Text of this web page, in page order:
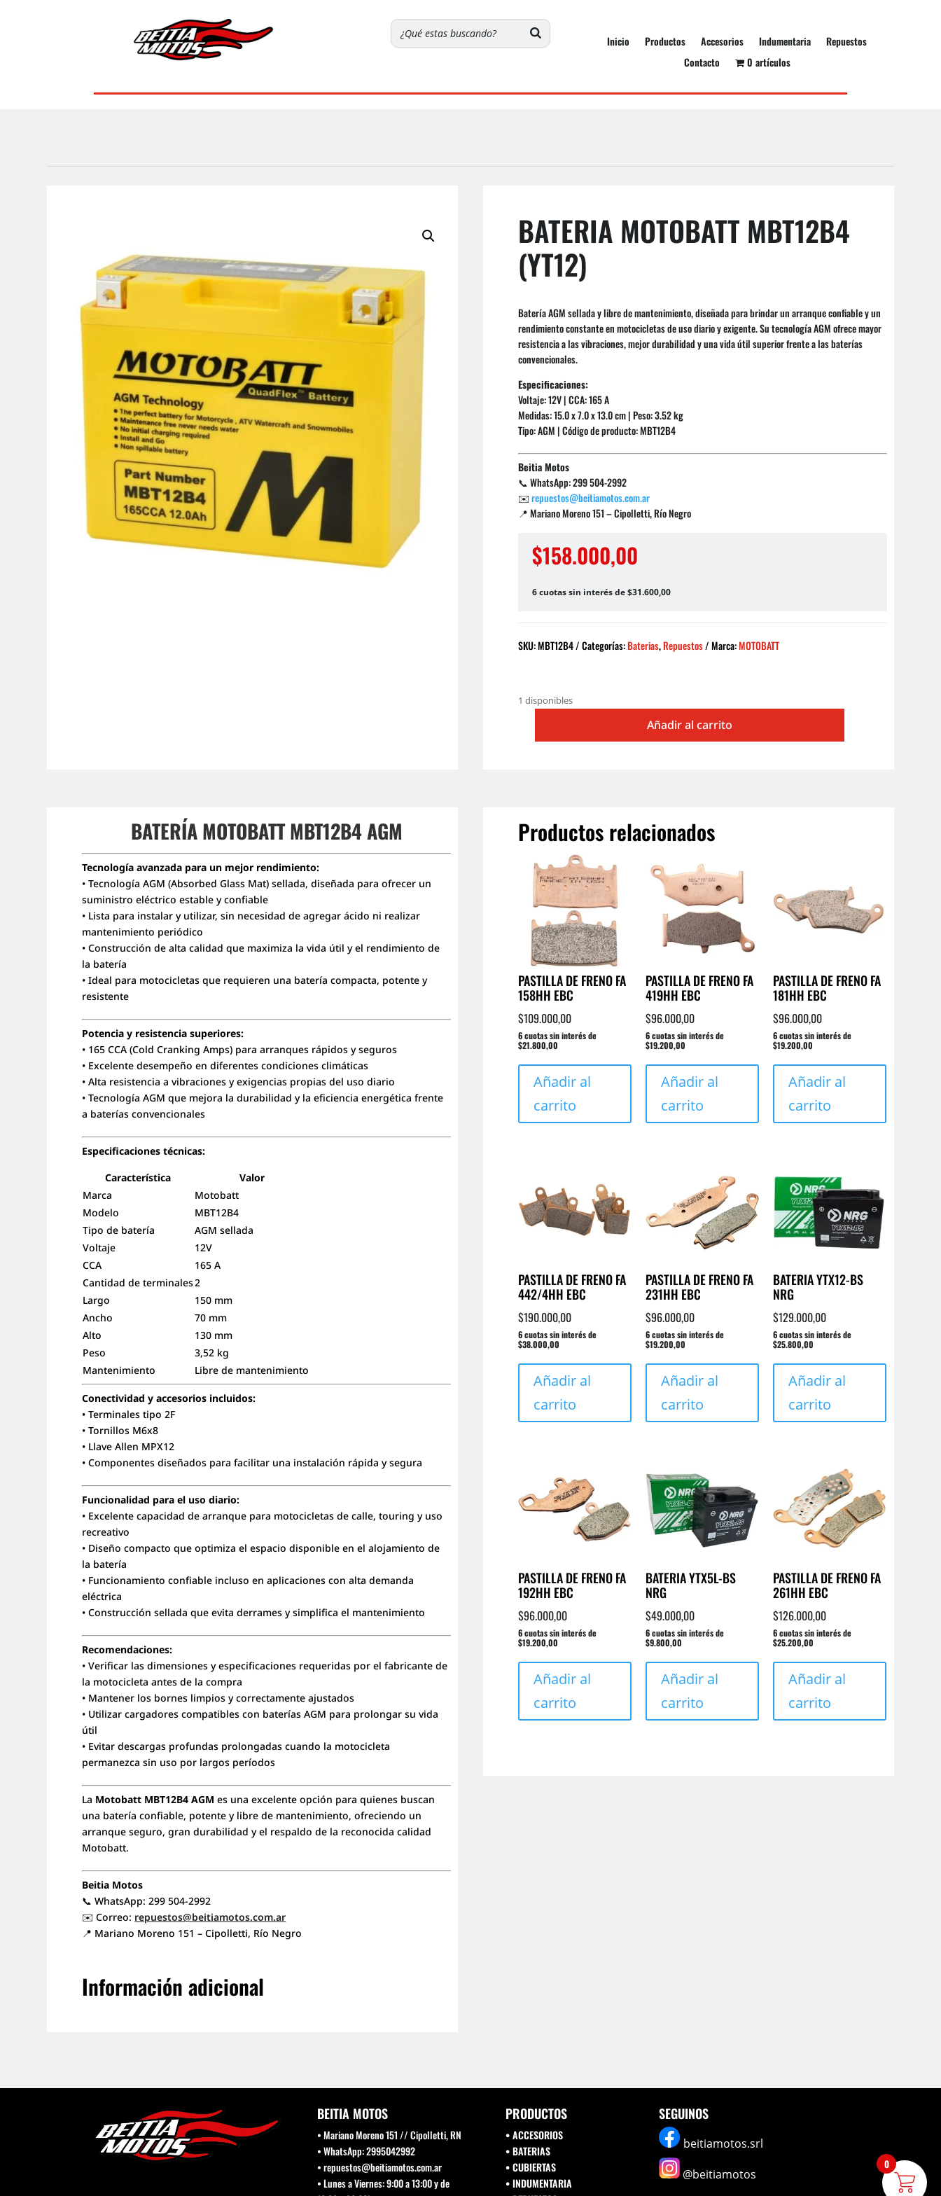
Inicio Productos Accesorios Indumentaria
Repuestos
Contacto
0 artículos
BATERIA MOTOBATT MBT12B4
(YT12)
Batería AGM sellada y libre de mantenimiento, diseñada para brindar un arranque confiable y un
rendimiento constante en motocicletas de uso diario y exigente. Su tecnología AGM ofrece mayor
resistencia a las vibraciones, mejor durabilidad y una vida útil superior frente a las baterías
convencionales.
Especificaciones:
Voltaje: 12V | CCA: 165 A
Medidas: 15.0 x 7.0 x 13.0 cm | Peso: 3.52 kg
Tipo: AGM | Código de producto: MBT12B4
Beitia Motos
📞 WhatsApp: 299 504-2992
✉️repuestos@beitiamotos.com.ar
📍 Mariano Moreno 151 – Cipolletti, Río Negro
$158.000,00
6 cuotas sin interés de $31.600,00
SKU:MBT12B4 Categorías:Baterias,Repuestos Marca:MOTOBATT
1 disponibles
Añadir al carrito
BATERÍA MOTOBATT MBT12B4 AGM
Tecnología avanzada para un mejor rendimiento:
• Tecnología AGM (Absorbed Glass Mat) sellada, diseñada para ofrecer un
suministro eléctrico estable y confiable
• Lista para instalar y utilizar, sin necesidad de agregar ácido ni realizar
mantenimiento periódico
• Construcción de alta calidad que maximiza la vida útil y el rendimiento de
la batería
• Ideal para motocicletas que requieren una batería compacta, potente y
resistente
Potencia y resistencia superiores:
• 165 CCA (Cold Cranking Amps) para arranques rápidos y seguros
• Excelente desempeño en diferentes condiciones climáticas
• Alta resistencia a vibraciones y exigencias propias del uso diario
• Tecnología AGM que mejora la durabilidad y la eficiencia energética frente
a baterías convencionales
Especificaciones técnicas:
Característica
Valor
Marca
Motobatt
Modelo
MBT12B4
Tipo de batería
AGM sellada
Voltaje
12V
CCA
165 A
Cantidad de terminales2
Largo
150 mm
Ancho
70 mm
Alto
130 mm
Peso
3,52 kg
Mantenimiento
Libre de mantenimiento
Conectividad y accesorios incluidos:
• Terminales tipo 2F
• Tornillos M6x8
• Llave Allen MPX12
• Componentes diseñados para facilitar una instalación rápida y segura
Funcionalidad para el uso diario:
• Excelente capacidad de arranque para motocicletas de calle, touring y uso
recreativo
• Diseño compacto que optimiza el espacio disponible en el alojamiento de
la batería
• Funcionamiento confiable incluso en aplicaciones con alta demanda
eléctrica
• Construcción sellada que evita derrames y simplifica el mantenimiento
Recomendaciones:
• Verificar las dimensiones y especificaciones requeridas por el fabricante de
la motocicleta antes de la compra
• Mantener los bornes limpios y correctamente ajustados
• Utilizar cargadores compatibles con baterías AGM para prolongar su vida
útil
• Evitar descargas profundas prolongadas cuando la motocicleta
permanezca sin uso por largos períodos
La Motobatt MBT12B4 AGM es una excelente opción para quienes buscan
una batería confiable, potente y libre de mantenimiento, ofreciendo un
arranque seguro, gran durabilidad y el respaldo de la reconocida calidad
Motobatt.
Beitia Motos
📞 WhatsApp: 299 504-2992
✉️ Correo: repuestos@beitiamotos.com.ar
📍 Mariano Moreno 151 – Cipolletti, Río Negro
Información adicional
Productos relacionados
PASTILLA DE FRENO FA
158HH EBC
$109.000,00
6 cuotas sin interés de
$21.800,00
Añadir al
carrito
PASTILLA DE FRENO FA
419HH EBC
$96.000,00
6 cuotas sin interés de
$19.200,00
Añadir al
carrito
PASTILLA DE FRENO FA
181HH EBC
$96.000,00
6 cuotas sin interés de
$19.200,00
Añadir al
carrito
PASTILLA DE FRENO FA
442/4HH EBC
$190.000,00
6 cuotas sin interés de
$38.000,00
Añadir al
carrito
PASTILLA DE FRENO FA
231HH EBC
$96.000,00
6 cuotas sin interés de
$19.200,00
Añadir al
carrito
BATERIA YTX12-BS
NRG
$129.000,00
6 cuotas sin interés de
$25.800,00
Añadir al
carrito
PASTILLA DE FRENO FA
192HH EBC
$96.000,00
6 cuotas sin interés de
$19.200,00
Añadir al
carrito
BATERIA YTX5L-BS
NRG
$49.000,00
6 cuotas sin interés de
$9.800,00
Añadir al
carrito
PASTILLA DE FRENO FA
261HH EBC
$126.000,00
6 cuotas sin interés de
$25.200,00
Añadir al
carrito
BEITIA MOTOS
• Mariano Moreno 151 // Cipolletti, RN
• WhatsApp: 2995042992
• repuestos@beitiamotos.com.ar
• Lunes a Viernes: 9:00 a 13:00 y de
PRODUCTOS
• ACCESORIOS
• BATERIAS
• CUBIERTAS
• INDUMENTARIA
SEGUINOS
beitiamotos.srl
@beitiamotos
0